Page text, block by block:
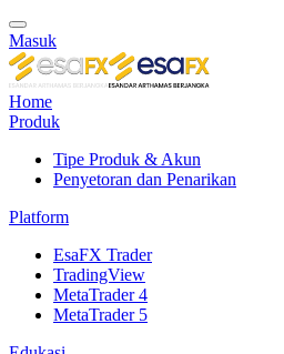
Masuk
Home
Produk
Tipe Produk & Akun
Penyetoran dan Penarikan
Platform
EsaFX Trader
TradingView
MetaTrader 4
MetaTrader 5